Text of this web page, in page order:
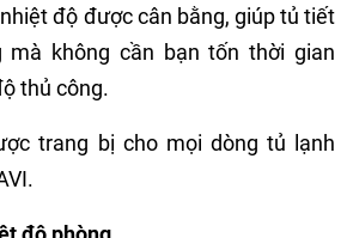
độ được cân bằng, giúp tủ tiết
mà không cần bạn tốn thời gian
thủ công.
trang bị cho mọi dòng tủ lạnh